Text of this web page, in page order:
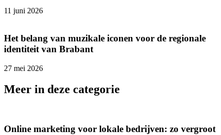
11 juni 2026
Het belang van muzikale iconen voor de regionale
identiteit van Brabant
27 mei 2026
Meer in deze categorie
Online marketing voor lokale bedrijven: zo vergroot